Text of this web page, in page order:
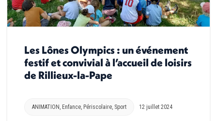
Les Lônes Olympics : un événement
festif et convivial à l’accueil de loisirs
de Rillieux-la-Pape
ANIMATION , Enfance, Périscolaire, Sport 12 juillet 2024